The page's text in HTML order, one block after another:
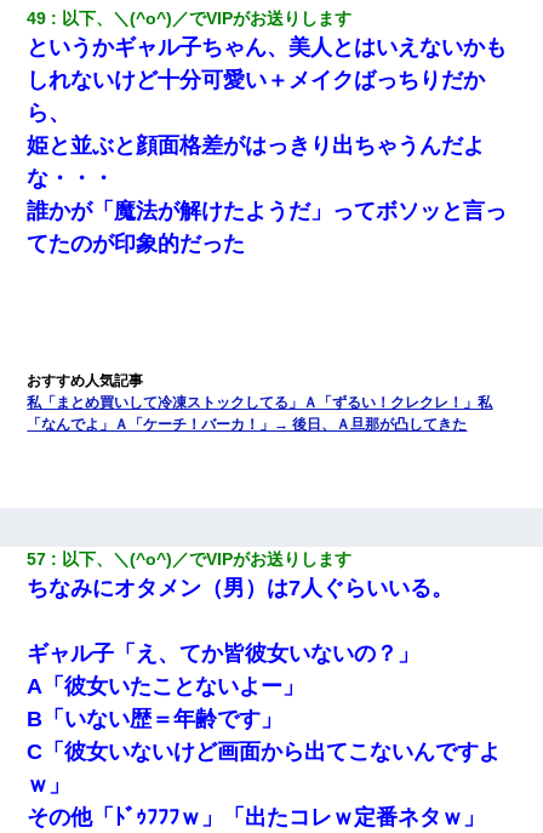
49 以下、＼(^o^)／でVIPがお送りします
というかギャル子ちゃん、美人とはいえないかも
しれないけど十分可愛い＋メイクばっちりだか
ら、
姫と並ぶと顔面格差がはっきり出ちゃうんだよ
な・・・
誰かが「魔法が解けたようだ」ってボソッと言っ
てたのが印象的だった
私「まとめ買いして冷凍ストックしてる」Ａ「ずるい！クレクレ！」私
「なんでよ」Ａ「ケーチ！バーカ！」→ 後日、Ａ旦那が凸してきた
57 以下、＼(^o^)／でVIPがお送りします
ちなみにオタメン（男）は7人ぐらいいる。
ギャル子「え、てか皆彼女いないの？」
A「彼女いたことないよー」
B「いない歴＝年齢です」
C「彼女いないけど画面から出てこないんですよ
ｗ」
その他「ﾄﾞｩﾌﾌﾌｗ」「出たコレｗ定番ネタｗ」